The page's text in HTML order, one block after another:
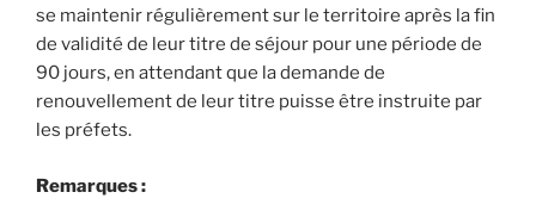
se maintenir régulièrement sur le territoire après la fin
de validité de leur titre de séjour pour une période de
90 jours, en attendant que la demande de
renouvellement de leur titre puisse être instruite par
les préfets.
Remarques :